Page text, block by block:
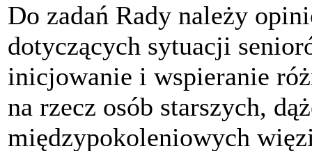
Do zadań Rady należy
dotyczących sytuacji
inicjowanie i wspieranie
na rzecz osób starszych,
międzypokoleniowych